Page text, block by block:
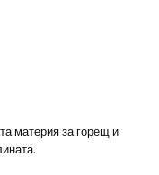
материя за горещ и